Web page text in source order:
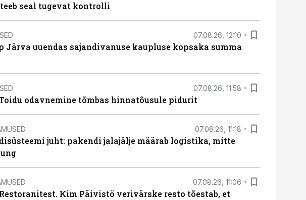
seal tugevat kontrolli
07.08.26, 12:10
Järva uuendas sajandivanuse kaupluse kopsaka summa
07.08.26, 11:58
odavnemine tõmbas hinnatõusule pidurit
07.08.26, 11:18
juht: pakendi jalajälje määrab logistika, mitte
07.08.26, 11:06
Restoranitest. Kim Päivistö verivärske resto tõestab, et